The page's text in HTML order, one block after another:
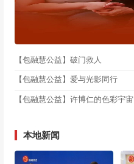
【包融慧公益】破门救人
【包融慧公益】爱与光影同行
【包融慧公益】许博仁的色彩宇宙
本地新闻